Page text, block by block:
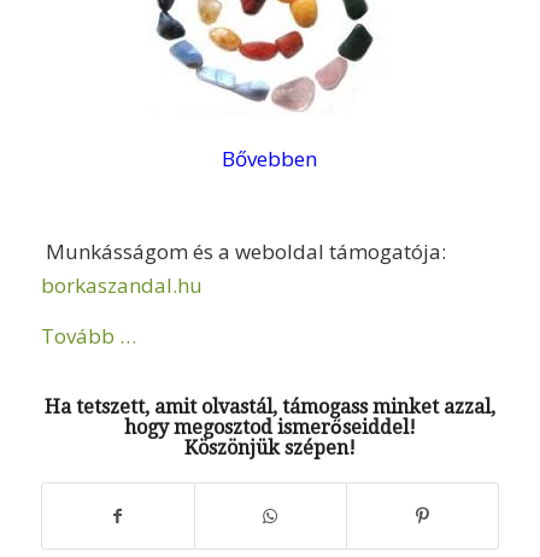
Bővebben
Munkásságom és a weboldal támogatója:
borkaszandal.hu
Tovább …
Ha tetszett, amit olvastál, támogass minket azzal,
hogy megosztod ismerőseiddel!
Köszönjük szépen!